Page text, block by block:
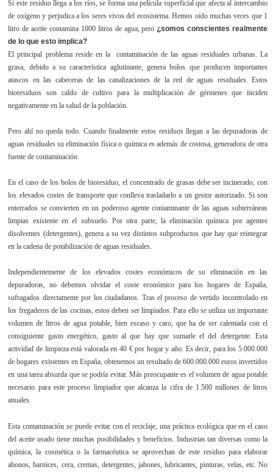
Si este residuo llega a los ríos, se forma una película superficial que afecta al intercambio
de oxígeno y perjudica a los seres vivos del ecosistema. Hemos oído muchas veces que 1
litro de aceite contamina 1000 litros de agua, pero¿somos conscientes realmente
de lo que esto implica?
El principal problema reside en la contaminación de las aguas residuales urbanas. La
grasa, debido a su característica aglutinante, genera bolos que producen importantes
atascos en las cabeceras de las canalizaciones de la red de aguas residuales. Estos
bioresiduos son caldo de cultivo para la multiplicación de gérmenes que inciden
negativamente en la salud de la población.
Pero ahí no queda todo. Cuando finalmente estos residuos llegan a las depuradoras de
aguas residuales su eliminación física o química es además de costosa, generadora de otra
fuente de contaminación.
En el caso de los bolos de bioresiduo, el concentrado de grasas debe ser incinerado, con
los elevados costes de transporte que conlleva trasladarlo a un gestor autorizado. Si son
enterrados se convierten en un poderoso agente contaminante de las aguas subterráneas
limpias existente en el subsuelo. Por otra parte, la eliminación química por agentes
disolventes (detergentes), genera a su vez distintos subproductos que hay que reintegrar
en la cadena de potabilización de aguas residuales.
Independientemente de los elevados costes económicos de su eliminación en las
depuradoras, no debemos olvidar el coste económico para los hogares de España,
sufragados directamente por los ciudadanos. Tras el proceso de vertido incontrolado en
los fregaderos de las cocinas, estos deben ser limpiados. Para ello se utiliza un importante
volumen de litros de agua potable, bien escaso y caro, que ha de ser calentada con el
consiguiente gasto energético, gasto al que hay que sumarle el del detergente. Esta
actividad de limpieza está valorada en 40 € por hogar y año. Es decir, para los 5.000.000
de hogares existentes en España, obtenemos un resultado de 600.000.000 euros invertidos
en una tarea absurda que se podría evitar. Más preocupante es el volumen de agua potable
necesario para este proceso limpiador que alcanza la cifra de 1.500 millones de litros
anuales.
Esta contaminación se puede evitar con el reciclaje, una práctica ecológica que en el caso
del aceite usado tiene muchas posibilidades y beneficios. Industrias tan diversas como la
química, la cosmética o la farmacéutica se aprovechan de este residuo para elaborar
abonos, barnices, cera, cremas, detergentes, jabones, lubricantes, pinturas, velas, etc. No